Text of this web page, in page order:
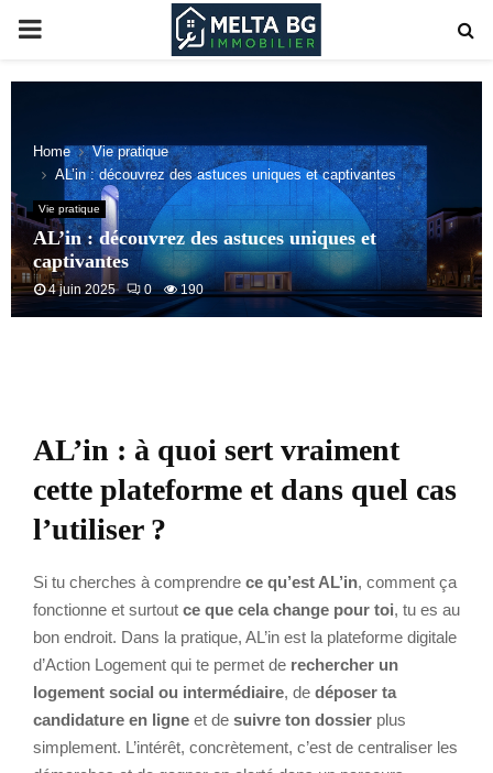
PRIMARY
MENU
Home
Vie pratique
AL’in : découvrez des astuces uniques et captivantes
Vie pratique
AL’in : découvrez des astuces uniques et
captivantes
4 juin 2025 0 190
AL’in : à quoi sert vraiment
cette plateforme et dans quel cas
l’utiliser ?
Si tu cherches à comprendre ce qu’est AL’in, comment ça
fonctionne et surtout ce que cela change pour toi, tu es au
bon endroit. Dans la pratique, AL’in est la plateforme digitale
d’Action Logement qui te permet de rechercher un
logement social ou intermédiaire, de déposer ta
candidature en ligne et de suivre ton dossier plus
simplement. L’intérêt, concrètement, c’est de centraliser les